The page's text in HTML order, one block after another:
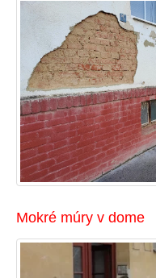
Mokré múry v dome